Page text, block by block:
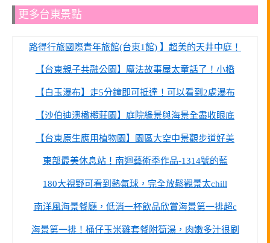
更多台東景點
路得行旅國際青年旅館(台東1館) 】超美的天井中庭！
【台東親子共融公園】魔法故事屋太童話了！小橋
【白玉瀑布】走5分鐘即可抵達！可以看到2處瀑布
【沙伯迪澳橄欖莊園】庭院綠景與海景全盡收眼底
【台東原生應用植物園】園區大空中景觀步道好美
東部最美休息站！南迴藝術季作品-1314號的藍
180大視野可看到熱氣球，完全放鬆觀景太chill
南洋風海景餐廳，低消一杯飲品欣賞海景第一排超c
海景第一排！桶仔玉米雞套餐附筍湯，肉嫩多汁很刷